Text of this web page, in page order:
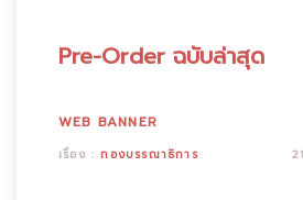
Pre-Order ฉบับล่าสุด
WEB BANNER
เรื่อง :กองบรรณาธิการ